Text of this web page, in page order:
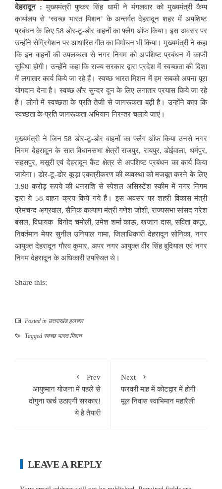
देहरादून : मुख्यमंत्री पुष्कर सिंह धामी ने मंगलवार को मुख्यमंत्री कैम्प
कार्यालय से ‘स्वच्छ भारत मिशन’ के अन्तर्गत देहरादून शहर में अपशिष्ट
प्रबंधन के लिए 58 डोर-टू-डोर वाहनों का फ्लैग ऑफ किया। इस अवसर पर
उन्होंने सेग्रिगेशन पर आधारित गीत का विमोचन भी किया। मुख्यमंत्री ने कहा
कि इन वाहनों की उपलब्धता से नगर निगम को अपशिष्ट प्रबंधन में काफी
सुविधा होगी। उन्होंने कहा कि राज्य सरकार द्वारा प्रदेश में स्वच्छता की दिशा
में लगातार कार्य किये जा रहे हैं। स्वच्छ भारत मिशन में हम सबको अपना पूरा
योगदान देना है। स्वच्छ और सुन्दर दून के लिए लगातार प्रयास किये जा रहे
हैं। लोगों में स्वच्छता के प्रति तेजी से जागरूकता बढ़ी है। उन्होंने कहा कि
स्वच्छता के प्रति जागरूकता अभियान निरन्तर चलाये जाएं।
मुख्यमंत्री ने जिन 58 डोर-टू-डोर वाहनों का फ्लैग ऑफ किया उनसे नगर
निगम देहरादून के सात विधानसभा क्षेत्रों राजपुर, रायपुर, डोईवाला, धर्मपुर,
सहसपुर, मसूरी एवं देहरादून कैंट क्षेत्र से अपशिष्ट प्रबंधन का कार्य किया
जायेगा। डोर-टू-डोर कूड़ा एकत्रीकरण की व्यवस्था को मजबूत करने के लिए
3.98 करोड़ रूपये की धनराशि से स्पेशल असिस्टेंश स्कीम में नगर निगम
द्वारा ये 58 वाहन क्रय किये गये हैं। इस अवसर पर शहरी विकास मंत्री
प्रेमचन्द अग्रवाल, सैनिक कल्याण मंत्री गणेश जोशी, राज्यसभा सांसद नरेश
बंसल, विधायक विनोद चमोली, उमेश शर्मा काऊ, खजान दास, सविता कपूर,
निवर्तमान मेयर सुनील उनियाल गामा, जिलाधिकारी देहरादून सोनिका, नगर
आयुक्त देहरादून गौरव कुमार, अपर नगर आयुक्त वीर सिंह बुदियाल एवं नगर
निगम देहरादून के अधिकारी उपस्थित थे।
Share this:
Posted in उत्तराखंड हलचल
Tagged स्वच्छ भारत मिशन
Prev
आयुष्मान योजना में पहले से
दोगुना खर्च उठाएगी सरकार!
ये है तैयारी
Next
फरवरी माह में कोटद्वार में होगी
मूल निवास स्वाभिमान महारैली
LEAVE A REPLY